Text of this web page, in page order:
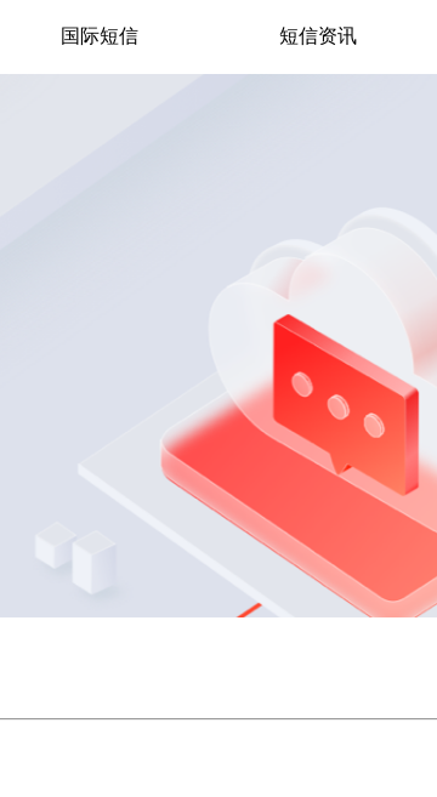
国际短信 短信资讯